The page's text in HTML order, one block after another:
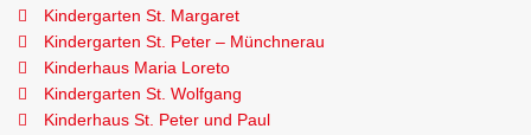
Kindergarten St. Margaret
Kindergarten St. Peter – Münchnerau
Kinderhaus Maria Loreto
Kindergarten St. Wolfgang
Kinderhaus St. Peter und Paul